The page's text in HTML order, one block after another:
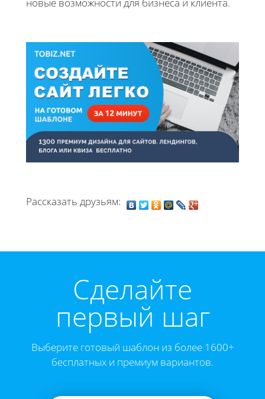
Рассказать друзьям:
Cделайте
первый шаг
Выберите готовый шаблон из более 1600+
бесплатных и премиум вариантов.